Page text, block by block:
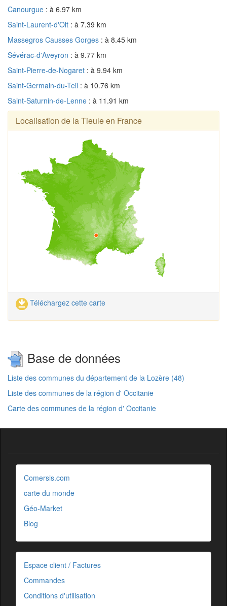
Canourgue : à 6.97 km
Saint-Laurent-d'Olt : à 7.39 km
Massegros Causses Gorges : à 8.45 km
Sévérac-d'Aveyron : à 9.77 km
Saint-Pierre-de-Nogaret : à 9.94 km
Saint-Germain-du-Teil : à 10.76 km
Saint-Saturnin-de-Lenne : à 11.91 km
Localisation de la Tieule en France
Téléchargez cette carte
Base de données
Liste des communes du département de la Lozère (48)
Liste des communes de la région d' Occitanie
Carte des communes de la région d' Occitanie
Comersis.com
carte du monde
Géo-Market
Blog
Espace client / Factures
Commandes
Conditions d'utilisation